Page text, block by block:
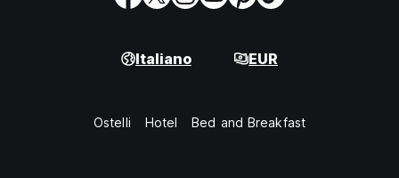
Italiano EUR
Ostelli Hotel Bed and Breakfast